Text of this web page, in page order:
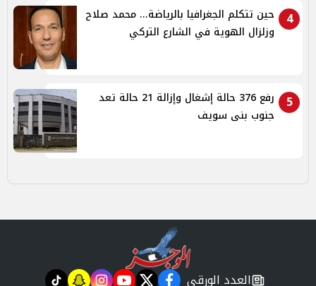
4
حين تتكلم الجغرافيا بالرياضة... محمد صلاح
وزلزال الهوية في الشارع التركي
5
رفع 376 حالة إشغال وإزالة 21 حالة تعد
جنوب بنى سويف
العدد الورقي